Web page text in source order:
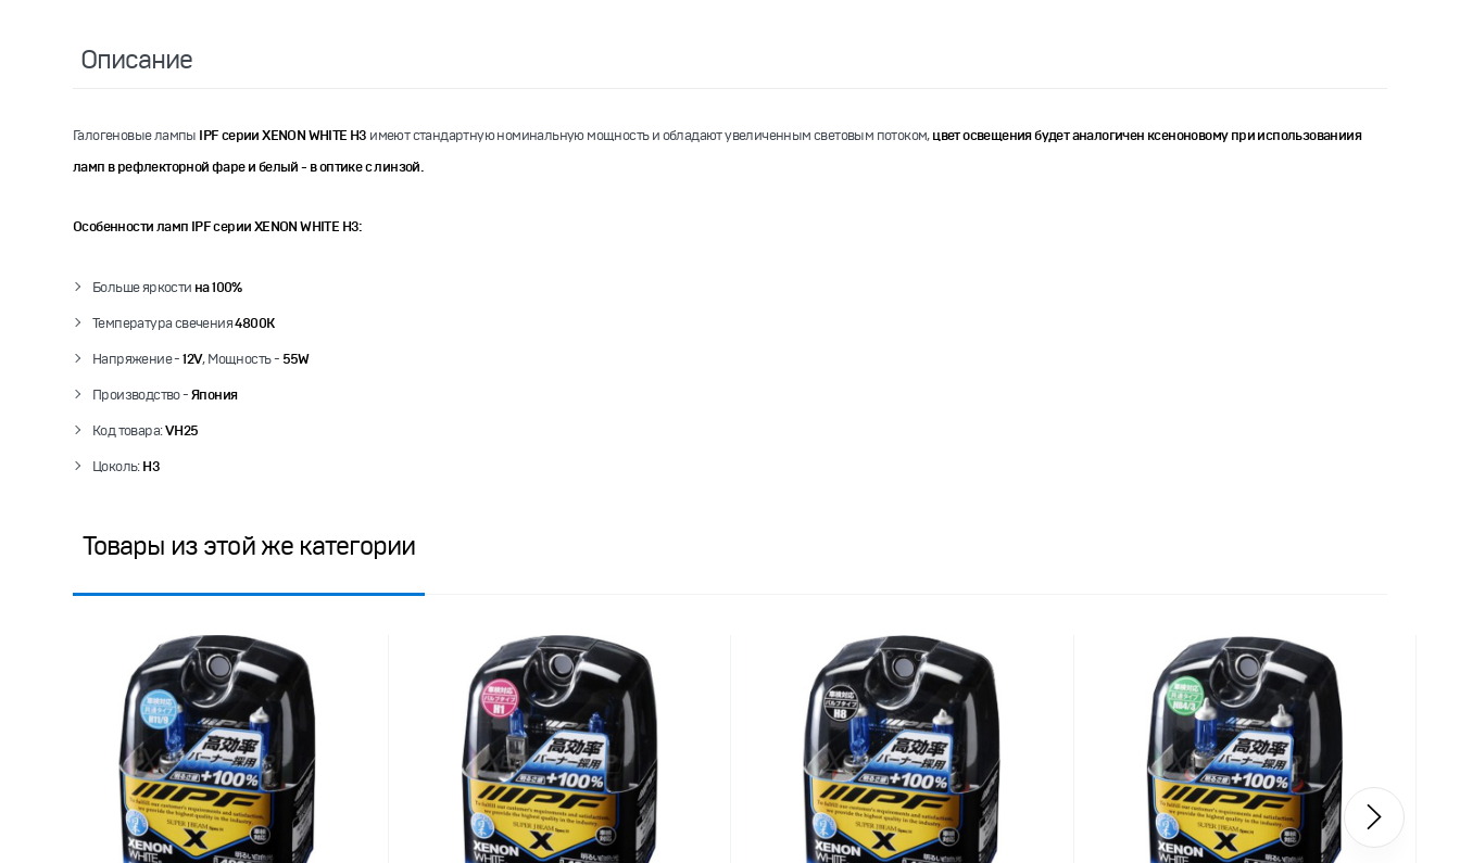
Описание
Галогеновые лампы IPF серии XENON WHITE H3 имеют стандартную номинальную мощность и обладают увеличенным световым потоком,цвет освещения будет аналогичен кcеноновому при использованиия
ламп в рефлекторной фаре и белый - в оптике с линзой.
Особенности ламп IPF серии XENON WHITE H3:
Больше яркости на 100%
Температура свечения4800K
Напряжение -12V, Мощность - 55W
Производство -Япония
Код товара:VH25
Цоколь:H3
Товары из этой же категории